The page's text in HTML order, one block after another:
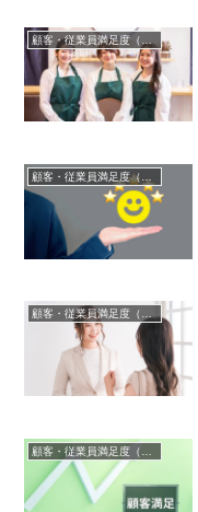
顧客・従業員満足度（CS/ES）
顧客・従業員満足度（CS/ES）